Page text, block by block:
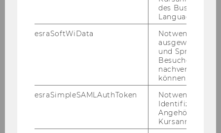
Ulrike PHIELER
des Business
Language
esraSoftWiData
Notwendig um
ausgewählte
und
Besuchers
nachverfolgen
können.
esraSimpleSAMLAuthToken
Notwendig zur
Identifizierung
Angehörige/r für
Kursanmeldung.